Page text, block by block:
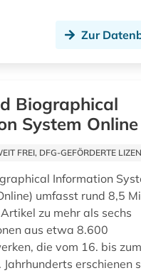
brandenburg (2)
braunschweig (1)
Zur
Biographical
System Online
FREI, DFG-GEFÖRDERTE
Information
umfasst rund 8,5
zu mehr als sechs
aus etwa 8.600
die vom 16. bis zum
erschienen